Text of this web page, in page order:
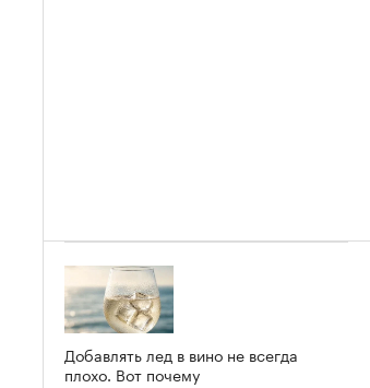
Добавлять лед в вино не всегда
плохо. Вот почему